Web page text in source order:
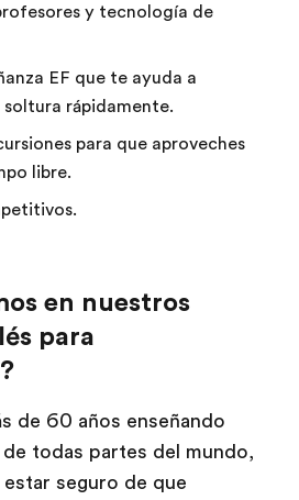
y tecnología de
EF que te ayuda a
rápidamente.
para que aproveches
libre.
en nuestros
para
de 60 años enseñando
de todas partes del mundo,
seguro de que